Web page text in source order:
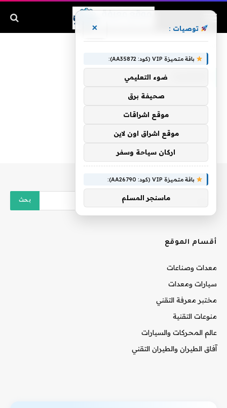
أقسام الموقع
معدات وصناعات
سيارات ومعدات
مختبر معرفة التقني
منوعات التقنية
عالم المحركات والسيارات
آفاق الطيران والطيران التقني
توصيات : ×
باقة متميزة VIP (كود: AA35872):
ضوء التعليمي
صحيفة برق
موقع اشراقات
موقع اشراق اون لاين
اركان سياحة وسفر
باقة متميزة VIP (كود: AA26790):
ماسنجر المسلم